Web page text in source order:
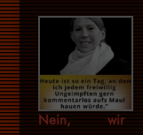
Nein, wir